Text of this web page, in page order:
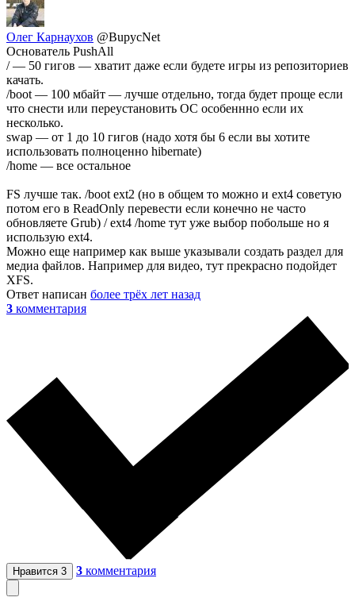
Олег Карнаухов @BupycNet
Основатель PushAll
/ — 50 гигов — хватит даже если будете игры из репозиториев
качать.
/boot — 100 мбайт — лучше отдельно, тогда будет проще если
что снести или переустановить ОС особеннно если их
несколько.
swap — от 1 до 10 гигов (надо хотя бы 6 если вы хотите
использовать полноценно hibernate)
/home — все остальное
FS лучше так. /boot ext2 (но в общем то можно и ext4 советую
потом его в ReadOnly перевести если конечно не часто
обновляете Grub) / ext4 /home тут уже выбор побольше но я
использую ext4.
Можно еще например как выше указывали создать раздел для
медиа файлов. Например для видео, тут прекрасно подойдет
XFS.
Ответ написан более трёх лет назад
3 комментария
Нравится 3 3 комментария